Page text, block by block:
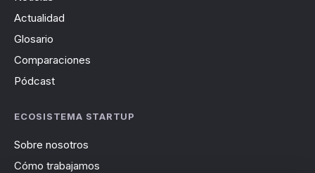
Actualidad
Glosario
Comparaciones
Pódcast
ECOSISTEMA STARTUP
Sobre nosotros
Cómo trabajamos